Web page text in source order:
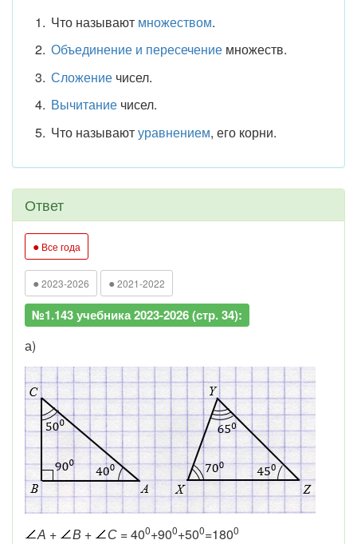
Что называют множеством.
Объединение и пересечениемножеств.
Сложениечисел.
Вычитаниечисел.
Что называютуравнением, его корни.
Ответ
● Все года
● 2023-2026 ● 2021-2022
№1.143 учебника 2023-2026 (стр. 34):
а)
А + В + С = 400+900+500=1800